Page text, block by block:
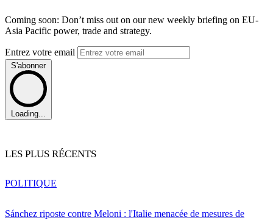
Coming soon: Don’t miss out on our new weekly briefing on EU-
Asia Pacific power, trade and strategy.
Entrez votre email
S'abonner
Loading...
LES PLUS RÉCENTS
Sánchez riposte contre Meloni : l'Italie menacée de mesures de
POLITIQUE